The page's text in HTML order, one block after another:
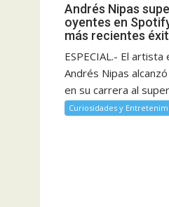
Andrés Nipas
oyentes en
más recientes
ESPECIAL.- El artista
Andrés Nipas
en su carrera al
Curiosidades y